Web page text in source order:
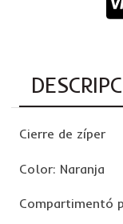
Cierre de zíper
Color: Naranja
Compartimentó